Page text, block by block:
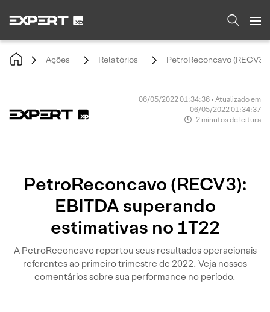
Ações Relatórios PetroReconcavo
06/05/2022 01:34:36 • Atualizado em
06/05/2022 01:34:37
2 minutos de leitura
PetroReconcavo (RECV3):
EBITDA superando
estimativas no 1T22
A PetroReconcavo reportou seus resultados operacionais
referentes ao primeiro trimestre de 2022. Veja nossos
comentários sobre sua performance no período.